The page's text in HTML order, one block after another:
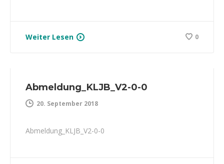
Weiter Lesen 0
Abmeldung_KLJB_V2-0-0
20. September 2018
Abmeldung_KLJB_V2-0-0